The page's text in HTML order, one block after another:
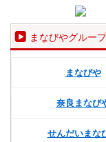
まなびやグループ
まなびや
奈良まなび
せんだいまな